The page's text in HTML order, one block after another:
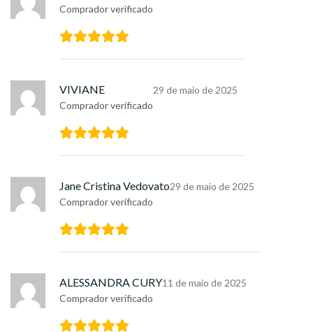
Comprador verificado
VIVIANE
Comprador verificado
29 de maio de 2025
Jane Cristina Vedovato
Comprador verificado
29 de maio de 2025
ALESSANDRA CURY
Comprador verificado
11 de maio de 2025